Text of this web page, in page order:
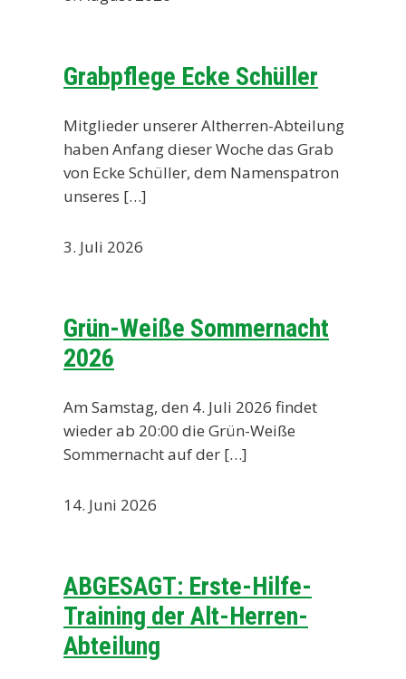
Grabpflege Ecke Schüller
Mitglieder unserer Altherren-Abteilung
haben Anfang dieser Woche das Grab
von Ecke Schüller, dem Namenspatron
unseres […]
3. Juli 2026
Grün-Weiße Sommernacht
2026
Am Samstag, den 4. Juli 2026 findet
wieder ab 20:00 die Grün-Weiße
Sommernacht auf der […]
14. Juni 2026
ABGESAGT: Erste-Hilfe-
Training der Alt-Herren-
Abteilung